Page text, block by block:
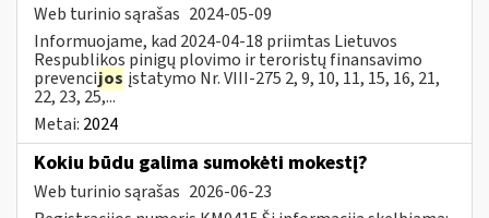
Web turinio sąrašas 2024-05-09
Informuojame, kad 2024-04-18 priimtas Lietuvos
Respublikos pinigų plovimo ir teroristų finansavimo
prevencijos įstatymo Nr. VIII-275 2, 9, 10, 11, 15, 16, 21,
22, 23, 25,...
Metai: 2024
Kokiu būdu galima sumokėti mokestį?
Web turinio sąrašas 2026-06-23